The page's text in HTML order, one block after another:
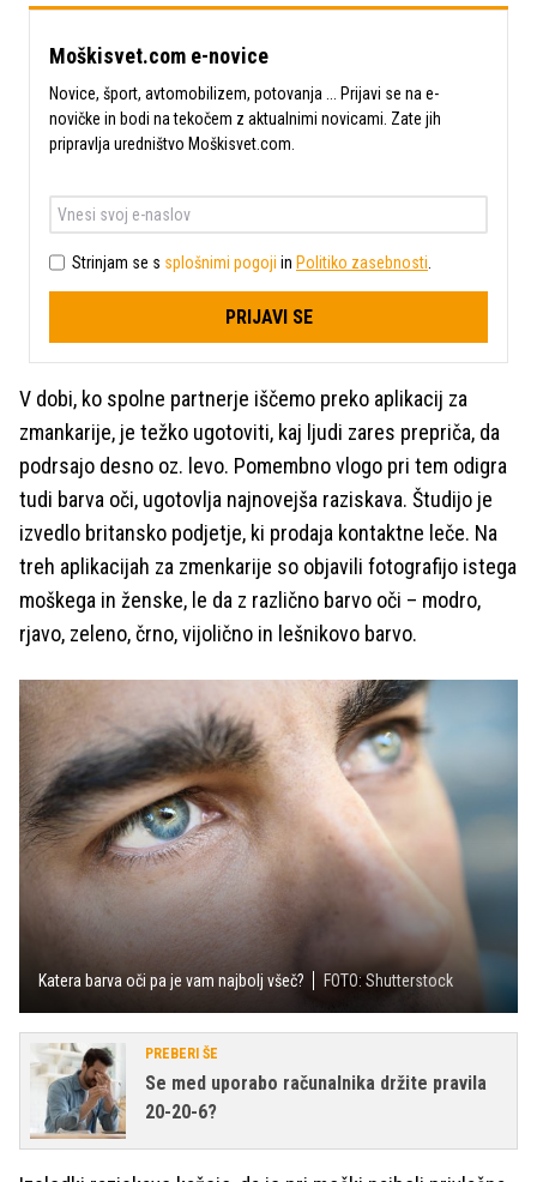
Moškisvet.com e-novice
Novice, šport, avtomobilizem, potovanja ... Prijavi se na e-
novičke in bodi na tekočem z aktualnimi novicami. Zate jih
pripravlja uredništvo Moškisvet.com.
Strinjam se s splošnimi pogoji in Politiko zasebnosti
PRIJAVI SE
V dobi, ko spolne partnerje iščemo preko aplikacij za
zmankarije, je težko ugotoviti, kaj ljudi zares prepriča, da
podrsajo desno oz. levo. Pomembno vlogo pri tem odigra
tudi barva oči, ugotovlja najnovejša raziskava. Študijo je
izvedlo britansko podjetje, ki prodaja kontaktne leče. Na
treh aplikacijah za zmenkarije so objavili fotografijo istega
moškega in ženske, le da z različno barvo oči – modro,
rjavo, zeleno, črno, vijolično in lešnikovo barvo.
Katera barva oči pa je vam najbolj všeč? FOTO: Shutterstock
PREBERI ŠE
Se med uporabo računalnika držite pravila
20-20-6?